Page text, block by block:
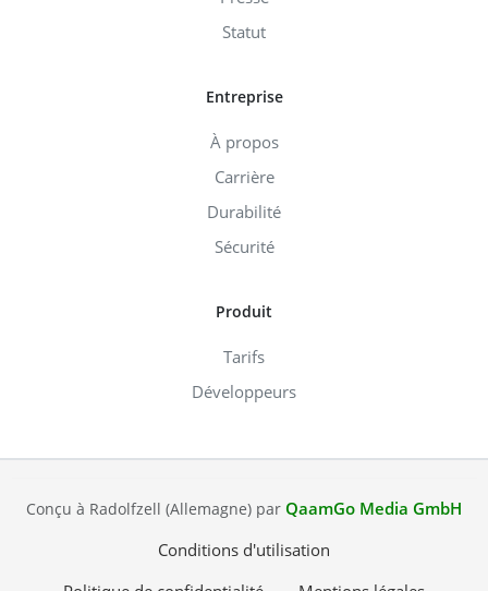
Statut
Entreprise
À propos
Carrière
Durabilité
Sécurité
Produit
Tarifs
Développeurs
Conçu à Radolfzell (Allemagne) par QaamGo Media GmbH
Conditions d'utilisation